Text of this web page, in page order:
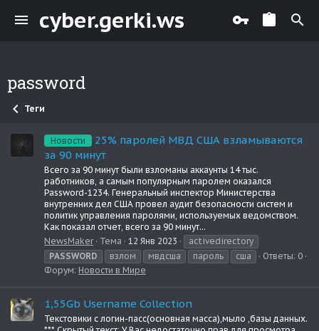
cyber.gerki.ws
password
Теги
Новости
25% паролей МВД США взламываются
за 90 минут
Всего за 90 минут были взломаны аккаунты 14 тыс.
работников, а самым популярным паролем оказался
Password-1234. Генеральный инспектор Министерства
внутренних дел США провел аудит безопасности систем и
политик управления паролями, используемых ведомством.
Как показал отчет, всего за 90 минут...
NewsMaker
Тема 12 Янв 2023
activedirectory
PASSWORD
взлом мвдсша пароль сша
Ответы: 0
Форум: Новости в Мире
1,55Gb Username Collection
Текстовики с логин-пасс(основная масса),мыло ,базы данных.